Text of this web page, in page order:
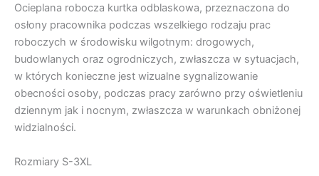
Ocieplana robocza kurtka odblaskowa, przeznaczona do
osłony pracownika podczas wszelkiego rodzaju prac
roboczych w środowisku wilgotnym: drogowych,
budowlanych oraz ogrodniczych, zwłaszcza w sytuacjach,
w których konieczne jest wizualne sygnalizowanie
obecności osoby, podczas pracy zarówno przy oświetleniu
dziennym jak i nocnym, zwłaszcza w warunkach obniżonej
widzialności.
Rozmiary S-3XL